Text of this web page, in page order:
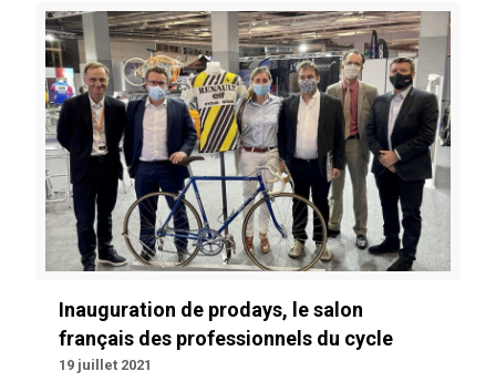
Inauguration de prodays, le salon
français des professionnels du cycle
19 juillet 2021